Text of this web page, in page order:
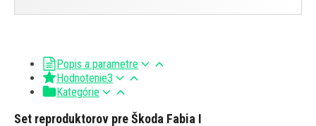
Popis a parametre
Hodnotenie3
Kategórie
Set reproduktorov pre Škoda Fabia I